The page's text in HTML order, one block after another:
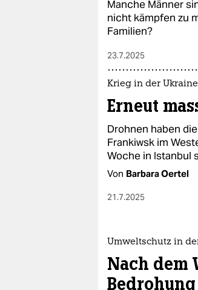
Manche Männer
nicht kämpfen zu
Familien?
23.7.2025
Krieg in der Ukraine
Erneut
Drohnen haben
Frankiwsk im
Woche in Istanbul
Von Barbara Oertel
21.7.2025
Umweltschutz in
Nach dem
Bedrohung